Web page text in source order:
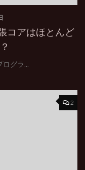
コアはほとんど
グラ...
2